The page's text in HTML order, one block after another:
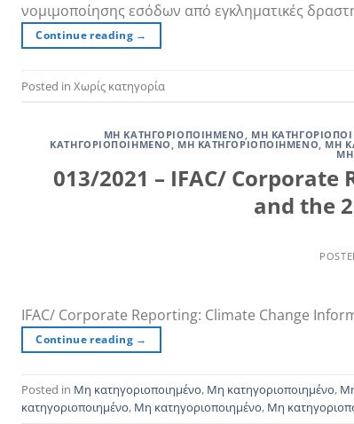
νομιμοποίησης εσόδων από εγκληματικές
Continue reading →
Posted in Χωρίς κατηγορία
ΜΗ ΚΑΤΗΓΟΡΙΟΠΟΙΗΜΈΝΟ, ΜΗ
ΚΑΤΗΓΟΡΙΟΠΟΙΗΜΈΝΟ, ΜΗ ΚΑΤΗΓΟΡΙΟΠΟΙΗΜΈΝΟ, ΜΗ
ΜΗ
013/2021 – IFAC/
and the
IFAC/ Corporate Reporting: Climate Change
Continue reading →
Posted in Μη κατηγοριοποιημένο, Μη κατηγοριοποιημένο,
κατηγοριοποιημένο, Μη κατηγοριοποιημένο, Μη